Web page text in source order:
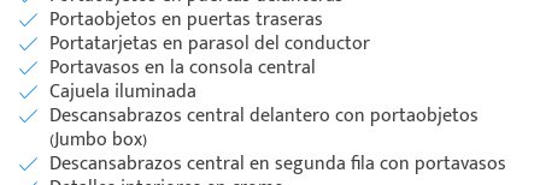
Portaobjetos en puertas traseras
Portatarjetas en parasol del conductor
Portavasos en la consola central
Cajuela iluminada
Descansabrazos central delantero con portaobjetos
(Jumbo box)
Descansabrazos central en segunda fila con portavasos